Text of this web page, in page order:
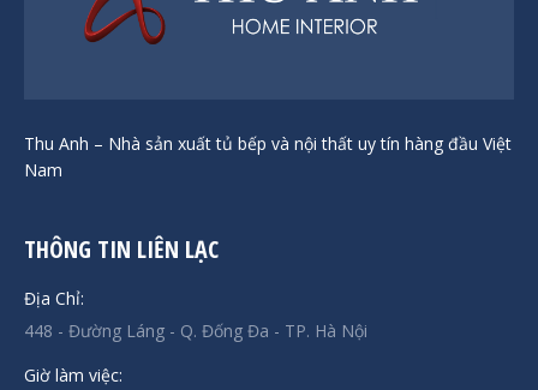
Thu Anh – Nhà sản xuất tủ bếp và nội thất uy tín hàng đầu Việt
Nam
THÔNG TIN LIÊN LẠC
Địa Chỉ:
448 - Đường Láng - Q. Đống Đa - TP. Hà Nội
Giờ làm việc: